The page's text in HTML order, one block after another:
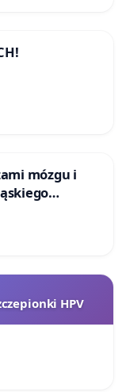
mózgu i
HPV